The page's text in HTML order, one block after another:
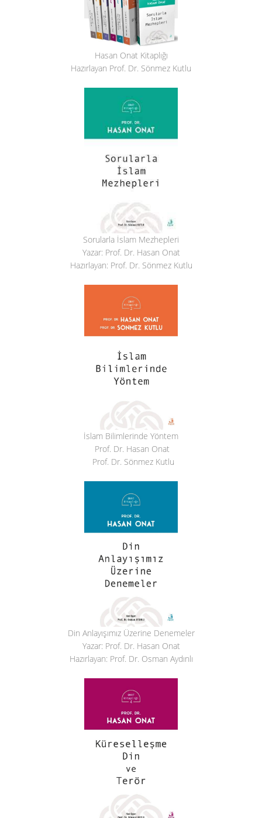
Hasan Onat Kitaplığı
Hazırlayan Prof. Dr. Sönmez Kutlu
Sorularla İslam Mezhepleri
Yazar: Prof. Dr. Hasan Onat
Hazırlayan: Prof. Dr. Sönmez Kutlu
İslam Bilimlerinde Yöntem
Prof. Dr. Hasan Onat
Prof. Dr. Sönmez Kutlu
Din Anlayışımız Üzerine Denemeler
Yazar: Prof. Dr. Hasan Onat
Hazırlayan: Prof. Dr. Osman Aydınlı